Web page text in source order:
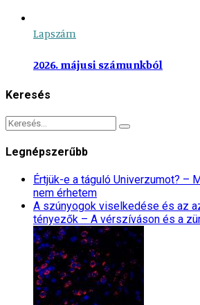
Lapszám
2026. májusi számunkból
Keresés
Legnépszerűbb
Értjük-e a táguló Univerzumot? –
nem érhetem
A szúnyogok viselkedése és az
tényezők – A vérszíváson és a